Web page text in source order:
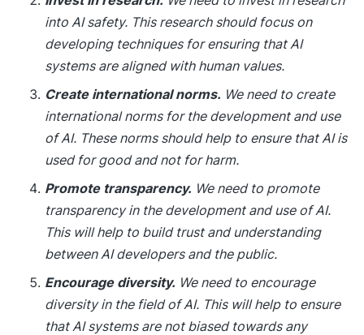
into AI safety. This research should focus on
developing techniques for ensuring that AI
systems are aligned with human values.
Create international norms. We need to create
international norms for the development and use
of AI. These norms should help to ensure that AI is
used for good and not for harm.
Promote transparency. We need to promote
transparency in the development and use of AI.
This will help to build trust and understanding
between AI developers and the public.
Encourage diversity. We need to encourage
diversity in the field of AI. This will help to ensure
that AI systems are not biased towards any